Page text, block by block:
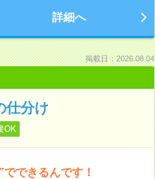
詳細へ
掲載日：2026.08.04
仕分け
OK
できるんです！